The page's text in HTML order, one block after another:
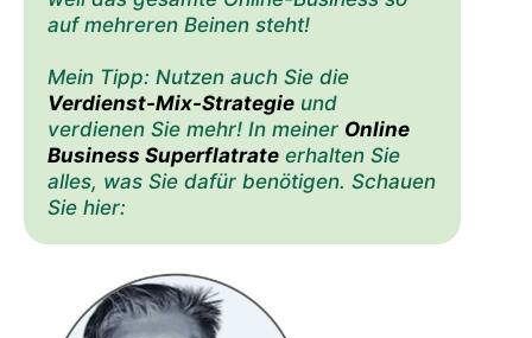
auf mehreren Beinen steht!
Mein Tipp: Nutzen auch Sie die
Verdienst-Mix-Strategie und
verdienen Sie mehr! In meiner Online
Business Superflatrate erhalten Sie
alles, was Sie dafür benötigen. Schauen
Sie hier: